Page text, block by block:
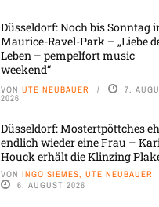
Düsseldorf: Noch bis Sonntag
Maurice-Ravel-Park – „Liebe
Leben – pempelfort music
weekend“
VON UTE NEUBAUER 7.
2026
Düsseldorf: Mostertpöttches
endlich wieder eine Frau –
Houck erhält die Klinzing
VON INGO SIEMES, UTE NEUBAUER
6. AUGUST 2026